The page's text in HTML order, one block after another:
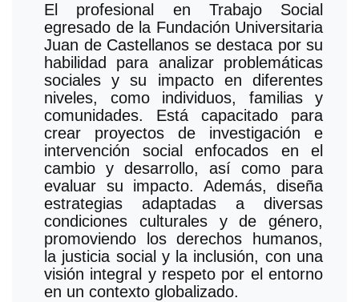
El profesional en Trabajo Social
egresado de la Fundación Universitaria
Juan de Castellanos se destaca por su
habilidad para analizar problemáticas
sociales y su impacto en diferentes
niveles, como individuos, familias y
comunidades. Está capacitado para
crear proyectos de investigación e
intervención social enfocados en el
cambio y desarrollo, así como para
evaluar su impacto. Además, diseña
estrategias adaptadas a diversas
condiciones culturales y de género,
promoviendo los derechos humanos,
la justicia social y la inclusión, con una
visión integral y respeto por el entorno
en un contexto globalizado.